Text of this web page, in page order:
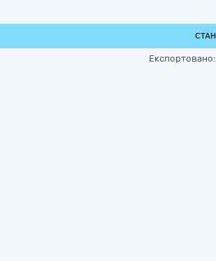
СТАН
Експортовано: